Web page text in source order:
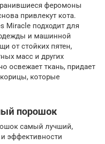
феромоны
привлекут кота.
Miracle подходит для
одежды и машинной
от стойких пятен,
масс и других
освежает ткань, придает
которые
порошок
самый лучший,
и эффективности